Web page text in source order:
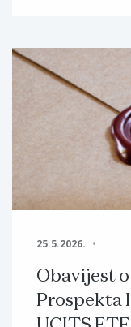
25.5.2026.
Obavijest
Prospekta